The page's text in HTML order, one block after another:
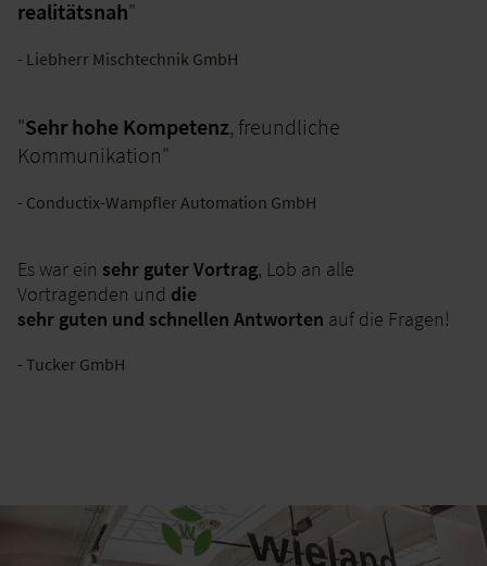
realitätsnah"
- Liebherr Mischtechnik GmbH
"Sehr hohe Kompetenz, freundliche
Kommunikation"
- Conductix-Wampfler Automation GmbH
Es war ein sehr guter Vortrag, Lob an alle
Vortragenden und die
sehr guten und schnellen Antworten auf die Fragen!
- Tucker GmbH